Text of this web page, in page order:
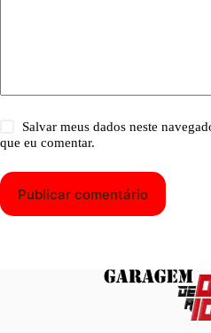
Salvar meus dados neste
que eu comentar.
Publicar comentário